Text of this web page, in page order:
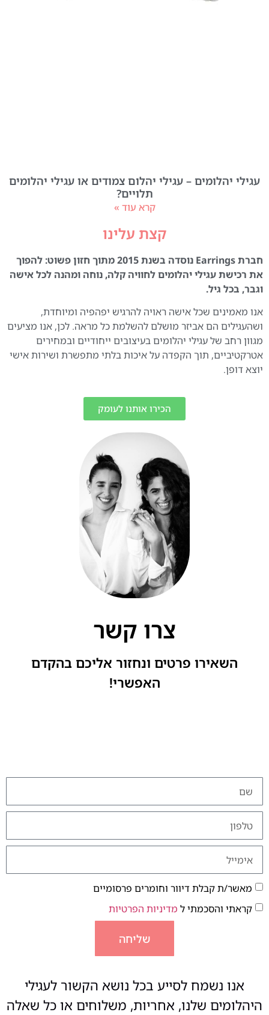
עגילי יהלומים – עגילי יהלום צמודים או עגילי יהלומים
תלויים?
קרא עוד »
קצת עלינו
חברת Earrings נוסדה בשנת 2015 מתוך חזון פשוט: להפוך
את רכישת עגילי יהלומים לחוויה קלה, נוחה ומהנה לכל אישה
וגבר, בכל גיל.
אנו מאמינים שכל אישה ראויה להרגיש יפהפיה ומיוחדת,
ושהעגילים הם אביזר מושלם להשלמת כל מראה. לכן, אנו מציעים
מגוון רחב של עגילי יהלומים בעיצובים ייחודיים ובמחירים
אטרקטיביים, תוך הקפדה על איכות בלתי מתפשרת ושירות אישי
יוצא דופן.
הכירו אותנו לעומק
צרו קשר
השאירו פרטים ונחזור אליכם בהקדם
האפשרי!
מאשר/ת קבלת דיוור וחומרים פרסומיים
קראתי והסכמתי ל מדיניות הפרטיות
שליחה
אנו נשמח לסייע בכל נושא הקשור לעגילי
היהלומים שלנו, אחריות, משלוחים או כל שאלה